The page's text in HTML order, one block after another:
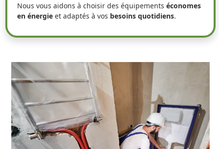
Nous vous aidons à choisir des équipements économes
en énergie et adaptés à vos besoins quotidiens.